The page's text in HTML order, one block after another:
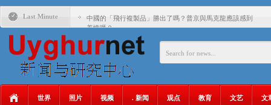
Last Minute 中國的「飛行複製品」勝出了嗎？普京與馬克龍應該感到
羞愧嗎？
我敬佩那些在土耳其崇拜中國的人……
聚焦维吾尔 | 伊利夏提：我为什么要学汉语
世界 照片 视频 . 新闻 观点 教育 文艺 文